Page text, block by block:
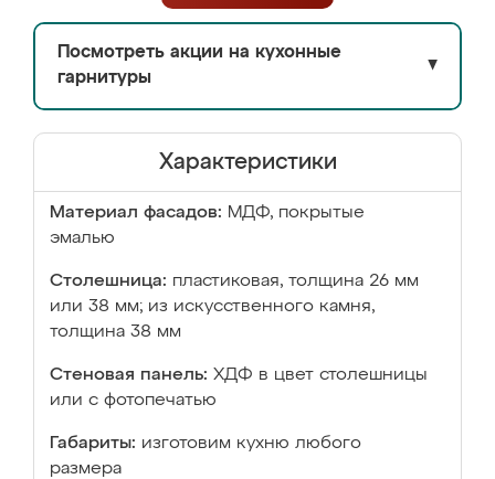
Посмотреть акции на кухонные
гарнитуры
▼
Характеристики
Материал фасадов: МДФ, покрытые
эмалью
Столешница: пластиковая, толщина 26 мм
или 38 мм; из искусственного камня,
толщина 38 мм
Стеновая панель: ХДФ в цвет столешницы
или с фотопечатью
Габариты: изготовим кухню любого
размера